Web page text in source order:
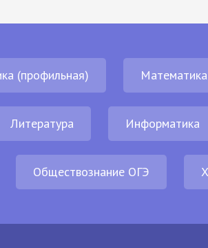
(профильная)
Литература Информатика
Обществознание ОГЭ